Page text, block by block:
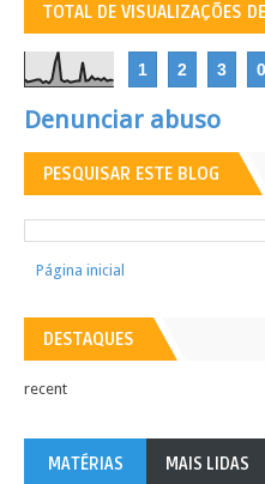
TOTAL DE VISUALIZAÇÕES
1 2 3 0
Denunciar abuso
PESQUISAR ESTE BLOG
Página inicial
DESTAQUES
recent
MATÉRIAS MAIS LIDAS